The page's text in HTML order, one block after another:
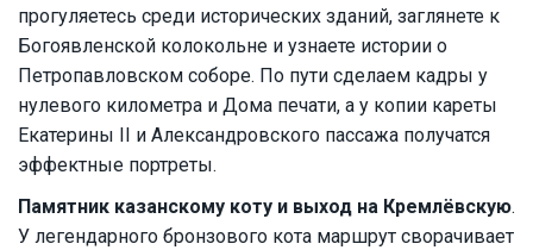
прогуляетесь среди исторических зданий, заглянете к
Богоявленской колокольне и узнаете истории о
Петропавловском соборе. По пути сделаем кадры у
нулевого километра и Дома печати, а у копии кареты
Екатерины II и Александровского пассажа получатся
эффектные портреты.
Памятник казанскому коту и выход на Кремлёвскую.
У легендарного бронзового кота маршрут сворачивает